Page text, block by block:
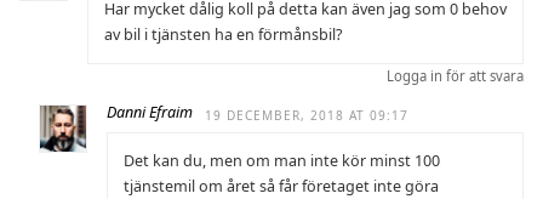
Har mycket dålig koll på detta kan även jag som 0 behov
av bil i tjänsten ha en förmånsbil?
Logga in för att svara
Danni Efraim 19 DECEMBER, 2018 AT 09:17
Det kan du, men om man inte kör minst 100
tjänstemil om året så får företaget inte göra